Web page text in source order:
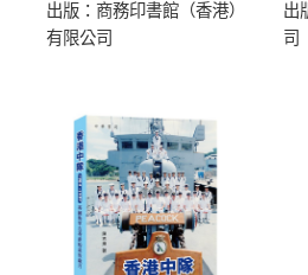
出版：商務印書館（香港）
有限公司
出
司